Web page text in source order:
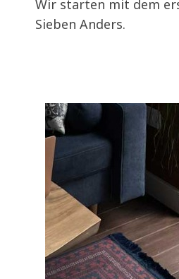
Wir starten mit dem
Sieben Anders.